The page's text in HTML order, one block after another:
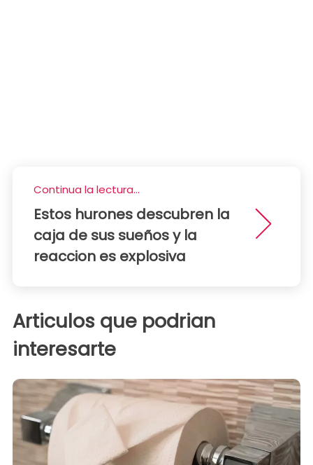
Continua la lectura...
Estos hurones descubren la
caja de sus sueños y la
reaccion es explosiva
Articulos que podrian
interesarte